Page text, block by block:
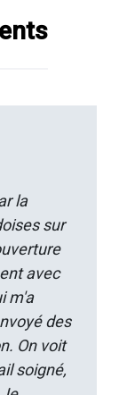
la
sur
avec
m'a
des
On voit
soigné,